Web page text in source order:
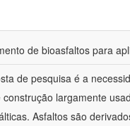
de bioasfaltos para
de pesquisa é a
largamente
Asfaltos são